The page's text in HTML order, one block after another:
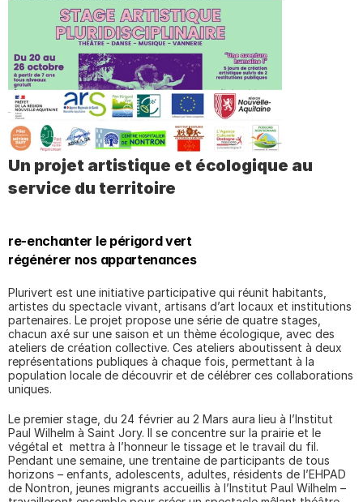
Un projet artistique et écologique au
service du territoire
re-enchanter le périgord vert
régénérer nos appartenances
Plurivert est une initiative participative qui réunit habitants,
artistes du spectacle vivant, artisans d’art locaux et institutions
partenaires. Le projet propose une série de quatre stages,
chacun axé sur une saison et un thème écologique, avec des
ateliers de création collective. Ces ateliers aboutissent à deux
représentations publiques à chaque fois, permettant à la
population locale de découvrir et de célébrer ces collaborations
uniques.
Le premier stage, du 24 février au 2 Mars aura lieu à l’Institut
Paul Wilhelm à Saint Jory. Il se concentre sur la prairie et le
végétal et  mettra à l’honneur le tissage et le travail du fil.
Pendant une semaine, une trentaine de participants de tous
horizons – enfants, adolescents, adultes, résidents de l’EHPAD
de Nontron, jeunes migrants accueillis à l’Institut Paul Wilhelm –